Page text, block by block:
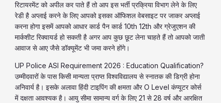
रिटायरमेंट को अपील कर पाते हैं तो आप इस भर्ती प्रक्रिया विभाग लेने के लिए
रेडी है अप्लाई करने के लिए आपको इसका ऑफिशल वेबसाइट पर जाकर अप्लाई
करना होगा इसमें आपको आधार कार्ड पैन कार्ड 10th 12th और ग्रेजुएशन की
मार्कशीट रिक्वायर्ड हो सकती है अगर आप कुछ छूट लेना चाहते हैं तो आपको जाती
आवाज से आए जैसे डॉक्यूमेंट भी जमा करने होंगे।
UP Police ASI Requirement 2026 : Education Qualification?
उम्मीदवारों के पास किसी मान्यता प्राप्त विश्वविद्यालय से स्नातक की डिग्री होना
अनिवार्य है। इसके अलावा हिंदी टाइपिंग की क्षमता और O Level कंप्यूटर कोर्स
में दक्षता आवश्यक है। आयु सीमा सामान्य वर्ग के लिए 21 से 28 वर्ष और आरक्षित